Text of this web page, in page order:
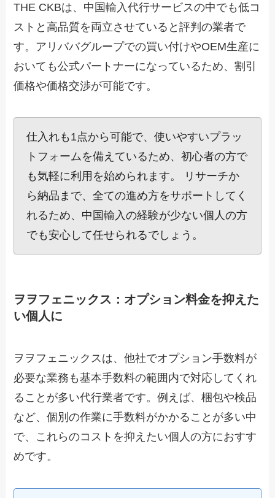
THE CKBは、中国輸入代行サービスの中でも低コ
ストと高品質を両立させていると評判の業者で
す。アリババグループでの買い付けやOEM生産に
おいても公式パートナーになっているため、割引
価格や価格交渉が可能です。
仕入れも1点から可能で、使いやすいプラッ
トフォームを備えているため、初心者の方で
も気軽に利用を始められます。 リサーチか
ら納品まで、全ての進め方をサポートしてく
れるため、中国輸入の経験が少ない個人の方
でも安心して任せられるでしょう。
ヲヲフェニックス：オプション料金を抑えた
い個人に
ヲヲフェニックスは、他社でオプション手数料が
必要な業務も基本手数料の範囲内で対応してくれ
ることが多い代行業者です。例えば、梱包や検品
など、個別の作業に手数料がかかることが多い中
で、これらのコストを抑えたい個人の方におすす
めです。